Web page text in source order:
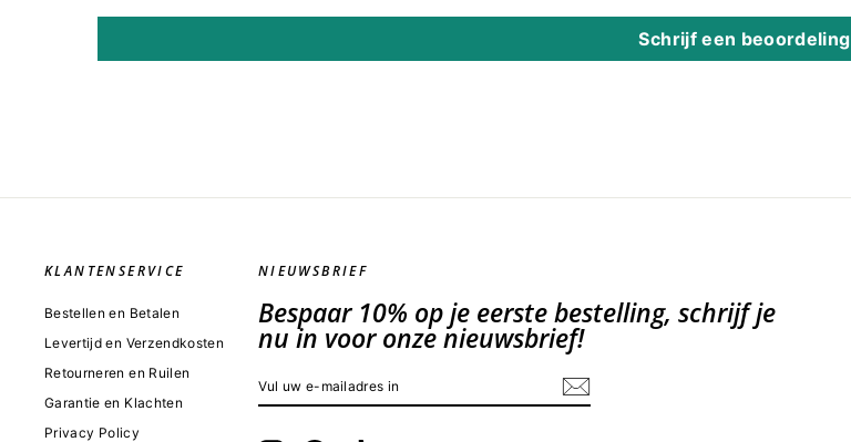
Schrijf een beoordeling
KLANTENSERVICE
Bestellen en Betalen
Levertijd en Verzendkosten
Retourneren en Ruilen
Garantie en Klachten
Privacy Policy
NIEUWSBRIEF
Bespaar 10% op je eerste bestelling, schrijf je
nu in voor onze nieuwsbrief!
UW
E-